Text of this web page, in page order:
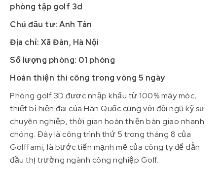
phòng tập golf 3d
Chủ đầu tư: Anh Tân
Địa chỉ: Xã Đàn, Hà Nội
Số lượng phòng: 01 phòng
Hoàn thiện thi công trong vòng 5 ngày
Phòng golf 3D được nhập khẩu từ 100% máy móc,
thiết bị hiện đại của Hàn Quốc cùng với đội ngũ kỹ sư
chuyên nghiệp, thời gian hoàn thiện bàn giao nhanh
chóng. Đây là công trình thứ 5 trong tháng 8 của
Golffami, là bước tiến mạnh mẽ của công ty để dẫn
đầu thị trường ngành công nghiệp Golf.